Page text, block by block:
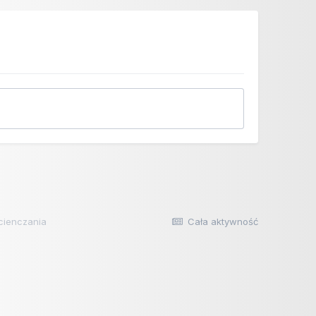
Cała aktywność